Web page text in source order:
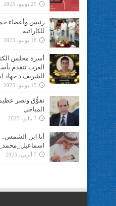
25 يونيو، 2025
رئيس وأعضاء
للكاراتيه
18 يونيو، 2025
أسرة مجلس
العرب تتقدم
الشريف د.جهاد
15 يونيو، 2025
تفوُّق ونصر
المياحي
3 مايو، 2025
أنا ابن الشمس..
7 أبريل، 2025